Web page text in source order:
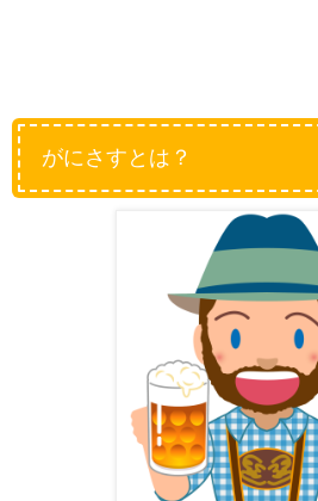
がにさすとは？